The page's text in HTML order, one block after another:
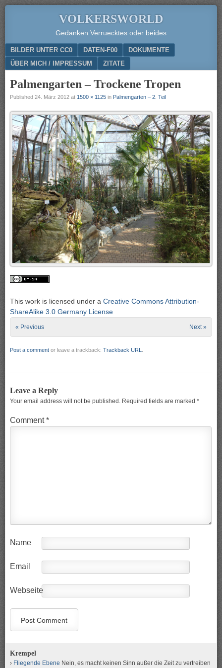
VOLKERSWORLD
Gedanken Verruecktes oder beides
Menu
SKIP TO CONTENT
BILDER UNTER CC0 DATEN-F00
DOKUMENTE
ÜBER MICH / IMPRESSUM
ZITATE
Palmengarten – Trockene Tropen
Published 24. März 2012 at 1500 × 1125 in Palmengarten – 2. Teil
This work is licensed under a Creative Commons Attribution-
ShareAlike 3.0 Germany License
« Previous Next »
Post a comment or leave a trackback: Trackback URL.
Leave a Reply
Your email address will not be published. Required fields are marked *
Comment*
Name
Email
Webseite
Krempel
Fliegende Ebene Nein, es macht keinen Sinn außer die Zeit zu vertreiben